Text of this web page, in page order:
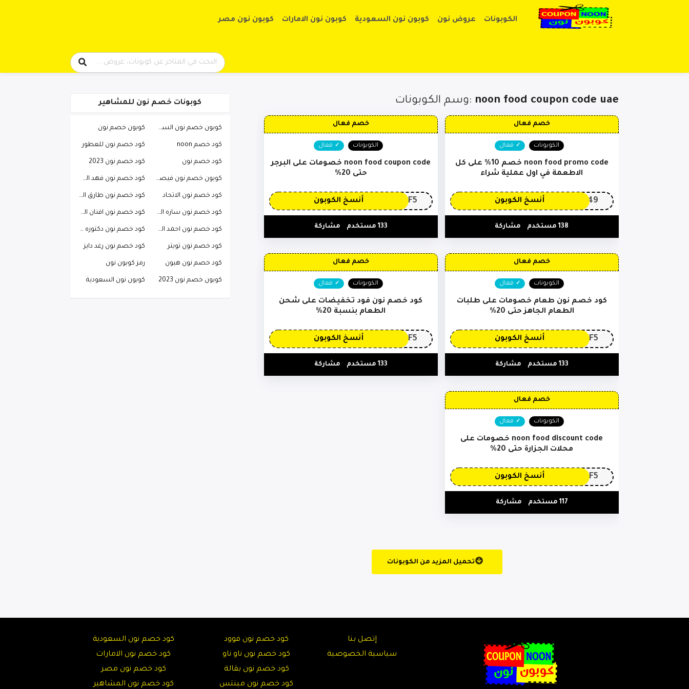
الكوبونات عروض نون كوبون نون السعودية كوبون نون الامارات كوبون نون مصر
وسم الكوبونات: noon food coupon code uae
خصم فعال
الكوبونات فعال
noon food promo code خصم 10% على كل
الاطعمة في اول عملية شراء
OP149 أنسخ الكوبون
138 مستخدم مشاركة
خصم فعال
الكوبونات فعال
noon food coupon code خصومات على البرجر
حتى 20%
PF5 أنسخ الكوبون
133 مستخدم مشاركة
خصم فعال
الكوبونات فعال
كود خصم نون طعام خصومات على طلبات
الطعام الجاهز حتى 20%
PF5 أنسخ الكوبون
133 مستخدم مشاركة
خصم فعال
الكوبونات فعال
كود خصم نون فود تخفيضات على شحن
الطعام بنسبة 20%
PF5 أنسخ الكوبون
133 مستخدم مشاركة
خصم فعال
الكوبونات فعال
noon food discount code خصومات على
محلات الجزارة حتى 20%
PF5 أنسخ الكوبون
117 مستخدم مشاركة
تحميل المزيد من الكوبونات
كوبونات خصم نون للمشاهير
كوبون خصم نون السعودية كوبون خصم نون
كود خصم noon كود خصم نون للعطور
كود خصم نون كود خصم نون 2023
كوبون خصم نون فيصل السيف كود خصم نون فهد العرادي
كود خصم نون الاتحاد كود خصم نون طارق الحربي
كود خصم نون ساره الودعاني كود خصم نون افنان الباتل
كود خصم نون احمد البارقي كود خصم نون دكتوره خلود
كود خصم نون تويتر كود خصم نون رغد دايز
كود خصم نون هيون رمز كوبون نون
كوبون خصم نون 2023 كوبون نون السعودية
إتصل بنا
سياسية الخصوصية
كود خصم نون فوود
كود خصم نون ناو ناو
كود خصم نون بقالة
كود خصم نون مينتس
كود خصم نون السعودية
كود خصم نون الامارات
كود خصم نون مصر
كود خصم نون المشاهير